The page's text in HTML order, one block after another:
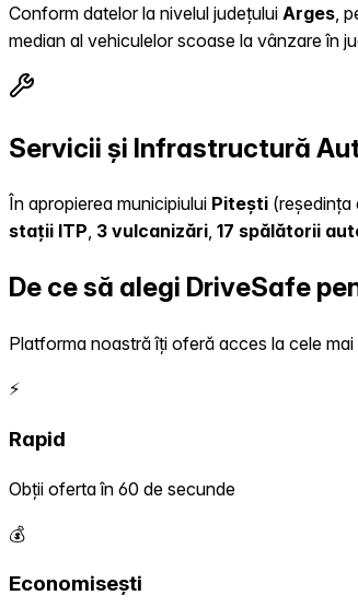
Conform datelor la nivelul județului Arges ,
median al vehiculelor scoase la vânzare în
Servicii și Infrastructură
În apropierea municipiului Pitești (reședința
stații ITP, 3 vulcanizări, 17 spălătorii
De ce să alegi DriveSafe
Platforma noastră îți oferă acces la cele
⚡
Rapid
Obții oferta în 60 de secunde
💰
Economisești